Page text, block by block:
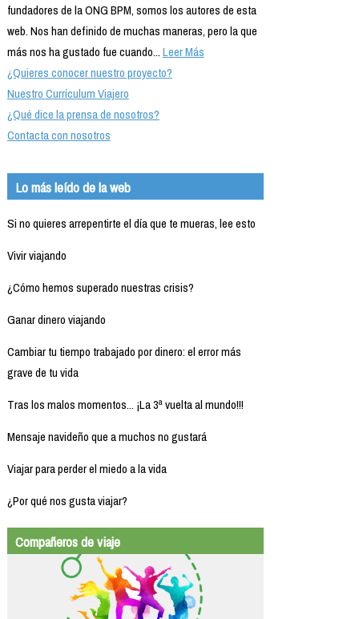
fundadores de la ONG BPM, somos los autores de esta
web. Nos han definido de muchas maneras, pero la que
más nos ha gustado fue cuando...Leer Más
¿Quieres conocer nuestro proyecto?
Nuestro Currículum Viajero
¿Qué dice la prensa de nosotros?
Contacta con nosotros
Lo más leído de la web
Si no quieres arrepentirte el día que te mueras, lee esto
Vivir viajando
¿Cómo hemos superado nuestras crisis?
Ganar dinero viajando
Cambiar tu tiempo trabajado por dinero: el error más
grave de tu vida
Tras los malos momentos... ¡La 3ª vuelta al mundo!!!
Mensaje navideño que a muchos no gustará
Viajar para perder el miedo a la vida
¿Por qué nos gusta viajar?
Compañeros de viaje